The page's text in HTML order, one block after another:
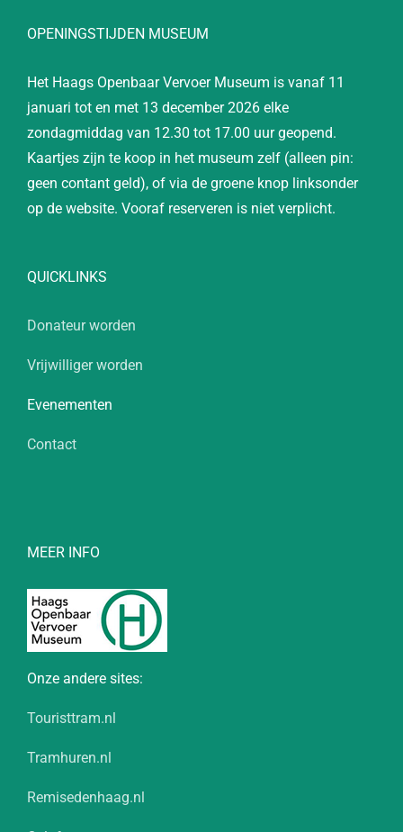
OPENINGSTIJDEN MUSEUM
Het Haags Openbaar Vervoer Museum is vanaf 11
januari tot en met 13 december 2026 elke
zondagmiddag van 12.30 tot 17.00 uur geopend.
Kaartjes zijn te koop in het museum zelf (alleen pin:
geen contant geld), of via de groene knop linksonder
op de website. Vooraf reserveren is niet verplicht.
QUICKLINKS
Donateur worden
Vrijwilliger worden
Evenementen
Contact
MEER INFO
Onze andere sites:
Touristtram.nl
Tramhuren.nl
Remisedenhaag.nl